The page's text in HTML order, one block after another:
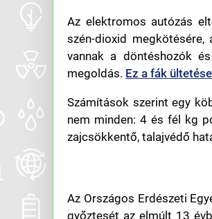
Az elektromos autózás
szén-dioxid megkötésére,
vannak a döntéshozók
megoldás. Ez a fák ültetése
Számítások szerint egy
nem minden: 4 és fél kg
zajcsökkentő, talajvédő
Az Országos Erdészeti
győztesét az elmúlt 13